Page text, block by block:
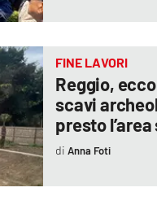
FINE LAVORI
Reggio,
scavi
presto
Anna Foti